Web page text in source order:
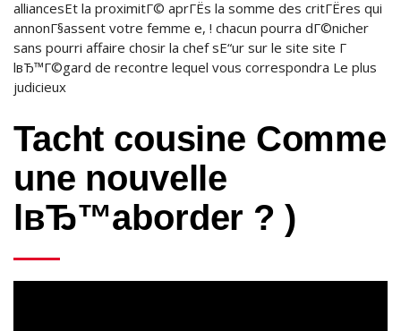
alliancesEt la proximitГ© aprГЁs la somme des critГЁres qui
annonГ§assent votre femme e, ! chacun pourra dГ©nicher
sans pourri affaire chosir la chef sЕ“ur sur le site site Г
lвЂ™Г©gard de recontre lequel vous correspondra Le plus
judicieux
Tacht cousine Comme
une nouvelle
lвЂ™aborder ? )